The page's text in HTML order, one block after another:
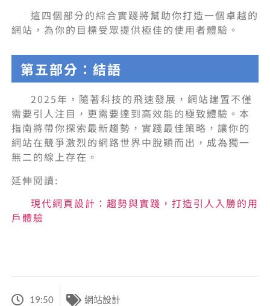
這四個部分的綜合實踐將幫助你打造一個卓越的
網站，為你的目標受眾提供極佳的使用者體驗。
第五部分：結語
2025年，隨著科技的飛速發展，網站建置不僅
需要引人注目，更需要達到高效能的極致體驗。本
指南將帶你探索最新趨勢，實踐最佳策略，讓你的
網站在競爭激烈的網路世界中脫穎而出，成為獨一
無二的線上存在。
延伸閱讀:
現代網頁設計：趨勢與實踐，打造引人入勝的用
戶體驗
19:50 網站設計